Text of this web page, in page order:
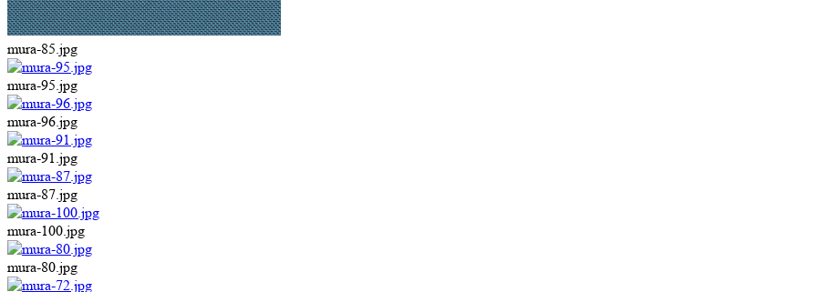
mura-85.jpg
mura-95.jpg
mura-96.jpg
mura-91.jpg
mura-87.jpg
mura-100.jpg
mura-80.jpg